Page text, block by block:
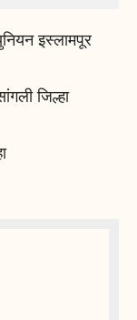
इस्लामपूर
जिल्हा